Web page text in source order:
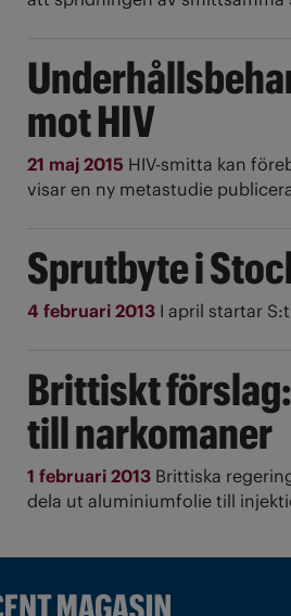
mot HIV
21 maj 2015 HIV-smitta kan
visar en ny metastudie
Sprutbyte i
4 februari 2013 I april startar
Brittiskt
till narkomaner
1 februari 2013 Brittiska
dela ut aluminiumfolie till